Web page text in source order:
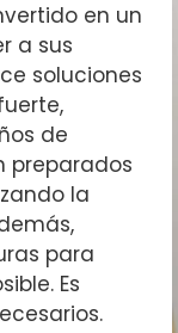
en un
a sus
soluciones
de
preparados
la
para
Es